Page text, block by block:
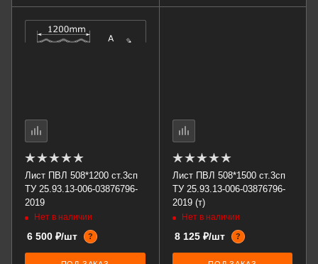
Лист ПВЛ 508*1200 ст.3сп
ТУ 25.93.13-006-03876796-
2019
Нет в наличии
6 500 ₽/шт ?
Лист ПВЛ 508*1500 ст.3сп
ТУ 25.93.13-006-03876796-
2019 (т)
Нет в наличии
8 125 ₽/шт ?